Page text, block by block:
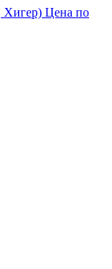
Хигер) Цена по